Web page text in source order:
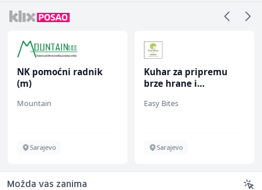
NK pomoćni radnik
(m)
Mountain
Sarajevo
Kuhar za pripremu
brze hrane i
ž)
Easy Bites
Sarajevo
Možda vas zanima